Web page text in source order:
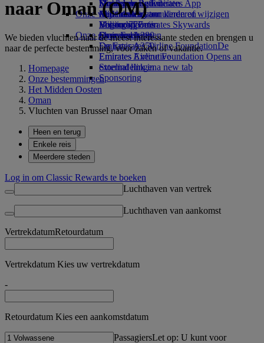
Drankjes
Onze vloot
Boeing 777
Emirates A380
Emirates A350
Emirates Executive
Stoelindelingen
Kinderspeelgoed
Activiteiten voor kinderen
Duurzame activiteiten
Milieubeleid
Milieurapporten
Onze gemeenschappen
De Emirates Airline FoundationDe
Emirates Airline Foundation Opens an
external link in a new tab
Sponsoring
Skywards Rail
Mijlencalculator
Log in bij Emirates Skywards
Skywards+
Mobiel en de Emirates App
Een boeking annuleren of wijzigen
Verstoorde reis
Over Emirates
naar Oman (OM)
We bieden vluchten naar de meest interessante steden en brengen u
naar de perfecte bestemming, voor zaken of vakantie.
Homepage
Onze bestemmingen
Het Midden Oosten
Oman
Vluchten van Brussel naar Oman
Heen en terug
Enkele reis
Meerdere steden
Log in om Classic Rewards te boeken
Luchthaven van vertrek
Luchthaven van aankomst
VertrekdatumRetourdatum
Vertrekdatum Kies uw vertrekdatum
-
Retourdatum Kies een aankomstdatum
PassagiersLet op: U kunt voor